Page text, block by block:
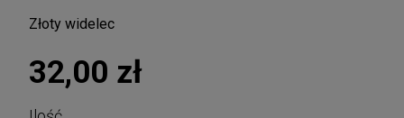
Złoty widelec
32,00 zł